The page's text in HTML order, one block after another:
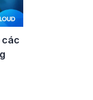
các